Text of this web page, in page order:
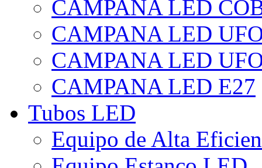
CAMPANA LED
CAMPANA LED
CAMPANA LED
CAMPANA LED E27
Tubos LED
Equipo de Alta